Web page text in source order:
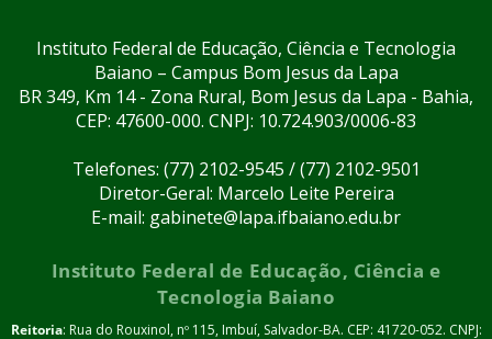
Instituto Federal de Educação, Ciência e Tecnologia
Baiano – Campus Bom Jesus da Lapa
BR 349, Km 14 - Zona Rural, Bom Jesus da Lapa - Bahia,
CEP: 47600-000. CNPJ: 10.724.903/0006-83
Telefones: (77) 2102-9545 / (77) 2102-9501
Diretor-Geral: Marcelo Leite Pereira
E-mail: gabinete@lapa.ifbaiano.edu.br
Instituto Federal de Educação, Ciência e
Tecnologia Baiano
Reitoria: Rua do Rouxinol, nº 115, Imbuí, Salvador-BA. CEP: 41720-052. CNPJ: